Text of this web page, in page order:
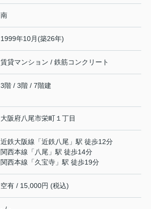
南
1999年10月(築26年)
賃貸マンション / 鉄筋コンクリート
3階 / 3階 / 7階建
大阪府八尾市栄町１丁目
近鉄大阪線 「近鉄八尾 」駅 徒歩12分
関西本線 「 八尾 」駅 徒歩14分
関西本線 「久宝寺 」駅 徒歩19分
空有 / 15,000円 (税込)